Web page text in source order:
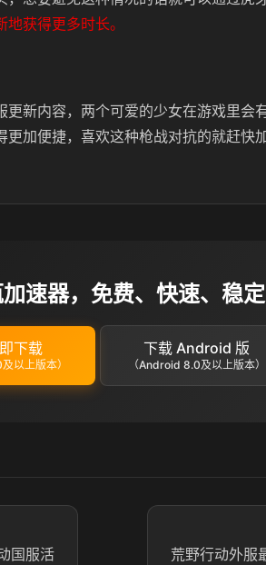
获得更多时长。
更新内容，两个可爱的少女在游戏里会
加便捷，喜欢这种枪战对抗的就赶快
速器，免费、快速、稳定
下载
以上版本）
下载 Android 版
（Android 8.0及以上版本）
国服活
荒野行动外服